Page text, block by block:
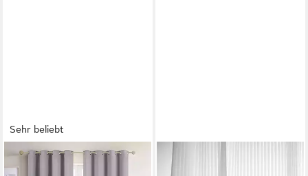
Sehr beliebt
BLUMTAL
Verdunkelungsvorhang 2er-
TOPFINEL